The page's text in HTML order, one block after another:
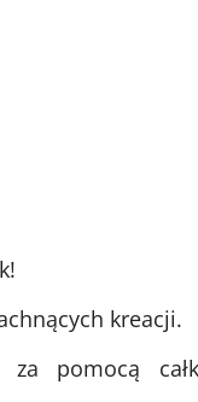
kreacji.
pomocą